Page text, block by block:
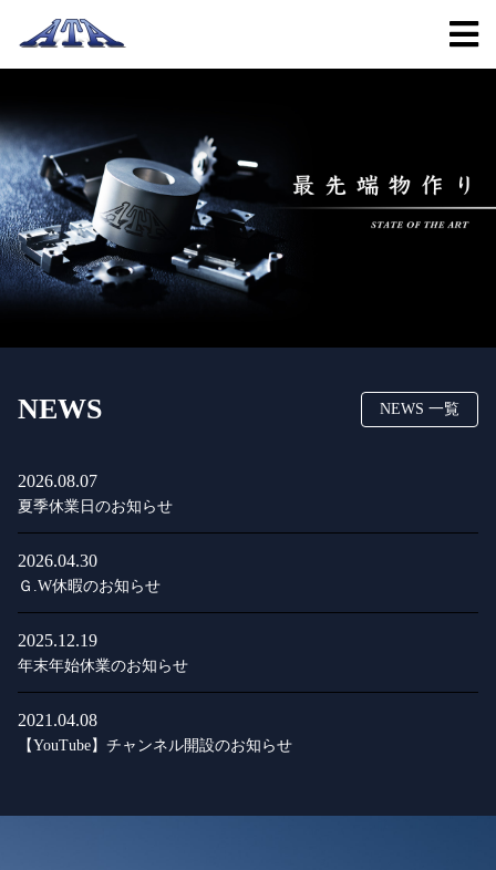
NEWS NEWS 一覧
2026.08.07
夏季休業日のお知らせ
2026.04.30
Ｇ.W休暇のお知らせ
2025.12.19
年末年始休業のお知らせ
2021.04.08
【YouTube】チャンネル開設のお知らせ